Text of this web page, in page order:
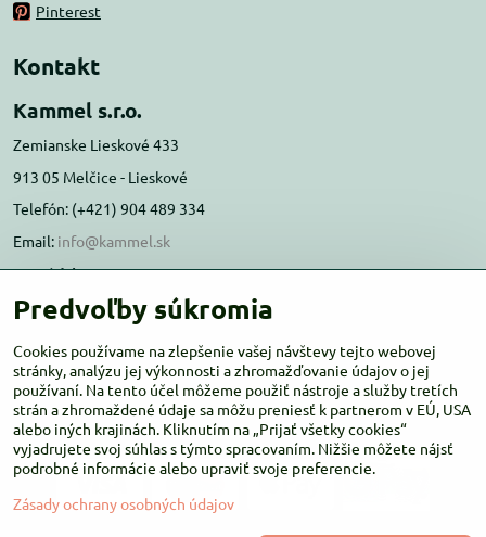
Pinterest
Kontakt
Kammel s.r.o.
Zemianske Lieskové 433
913 05 Melčice - Lieskové
Telefón: (+421) 904 489 334
Email: info@kammel.sk
Prevádzka:
Administratívna budova PD Melčice
Otváracie hodiny:PO-ŠT 8:00 - 16:00
PIA-NE Zatvorené
Predvoľby súkromia
Cookies používame na zlepšenie vašej návštevy tejto webovej
stránky, analýzu jej výkonnosti a zhromažďovanie údajov o jej
používaní. Na tento účel môžeme použiť nástroje a služby tretích
strán a zhromaždené údaje sa môžu preniesť k partnerom v EÚ, USA
alebo iných krajinách. Kliknutím na „Prijať všetky cookies“
vyjadrujete svoj súhlas s týmto spracovaním. Nižšie môžete nájsť
podrobné informácie alebo upraviť svoje preferencie.
Zásady ochrany osobných údajov